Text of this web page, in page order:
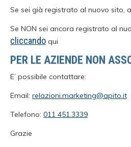
Se sei già registrato al nuovo sito,
Se NON sei ancora registrato al
cliccando qui
PER LE AZIENDE NON
E’ possibile contattare:
Email: relazioni.marketing@apito.it
Telefono: 011 451.3339
Grazie